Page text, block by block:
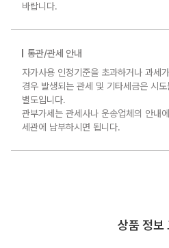
바랍니다.
통관/관세 안내
자가사용 인정기준을 초과하거나 과세
경우 발생되는 관세 및 기타세금은 시
별도입니다.
관부가세는 관세사나 운송업체의 안내
세관에 납부하시면 됩니다.
상품 정보